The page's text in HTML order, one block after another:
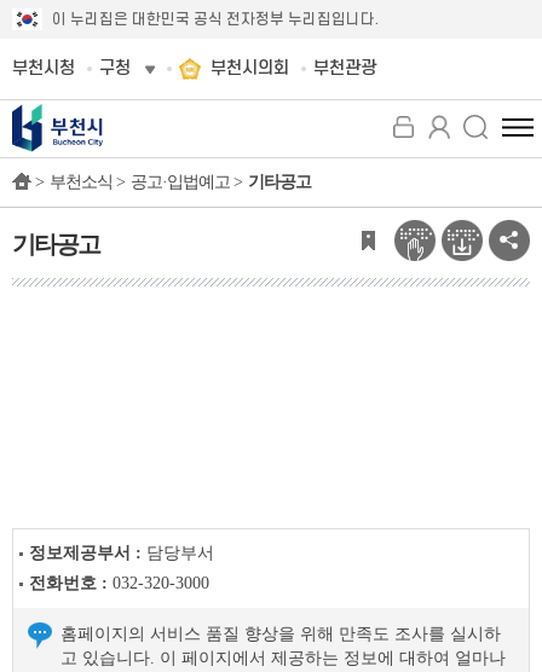
이 누리집은 대한민국 공식 전자정부 누리집입니다.
부천시청 구청 부천시의회 부천관광
전
체
뉴
보
기
> 부천소식 > 공고·입법예고 > 기타공고
기타공고
글
정보제공부서 : 담당부서
전화번호 : 032-320-3000
홈페이지의 서비스 품질 향상을 위해 만족도 조사를 실시하
고 있습니다. 이 페이지에서 제공하는 정보에 대하여 얼마나